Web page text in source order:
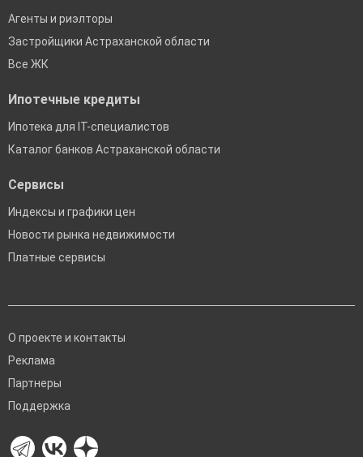
Агенты и риэлторы
Застройщики Астраханской области
Все ЖК
Ипотечные кредиты
Ипотека для IT-специалистов
Каталог банков Астраханской области
Сервисы
Индексы и графики цен
Новости рынка недвижимости
Платные сервисы
О проекте и контакты
Реклама
Партнеры
Поддержка